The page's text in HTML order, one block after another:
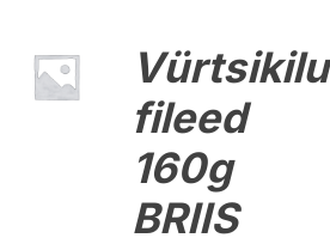
Vürtsikilu
fileed
160g
BRIIS